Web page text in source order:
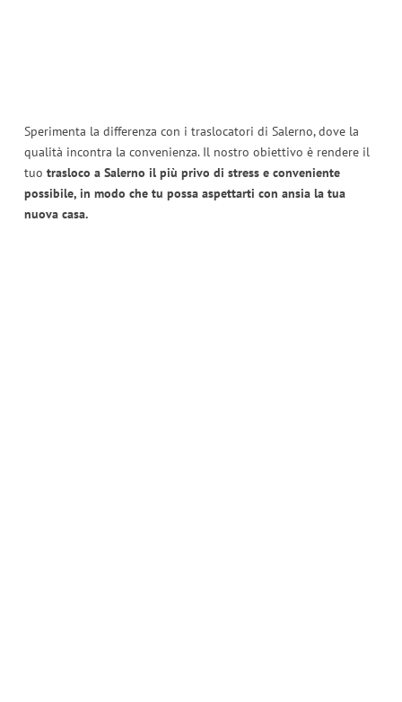
Sperimenta la differenza con i traslocatori di Salerno, dove la
qualità incontra la convenienza. Il nostro obiettivo è rendere il
tuo trasloco a Salerno il più privo di stress e conveniente
possibile, in modo che tu possa aspettarti con ansia la tua
nuova casa.